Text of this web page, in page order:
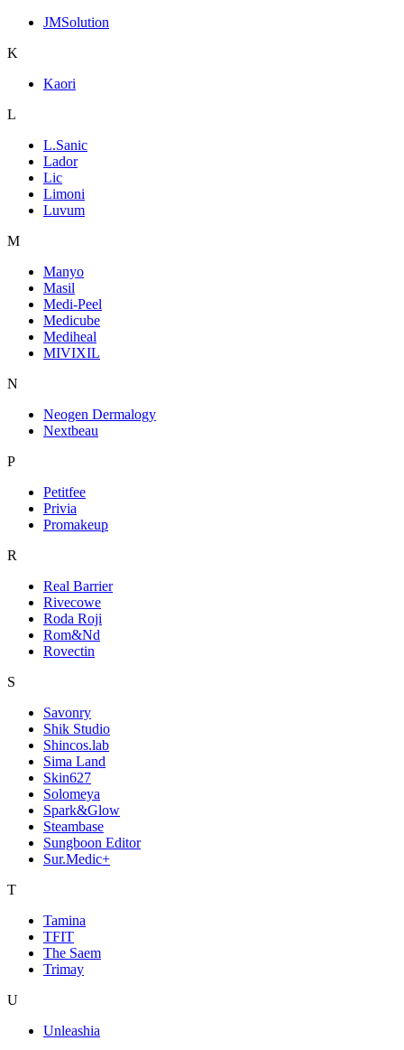
JMSolution
K
Kaori
L
L.Sanic
Lador
Lic
Limoni
Luvum
M
Manyo
Masil
Medi-Peel
Medicube
Mediheal
MIVIXIL
N
Neogen Dermalogy
Nextbeau
P
Petitfee
Privia
Promakeup
R
Real Barrier
Rivecowe
Roda Roji
Rom&Nd
Rovectin
S
Savonry
Shik Studio
Shincos.lab
Sima Land
Skin627
Solomeya
Spark&Glow
Steambase
Sungboon Editor
Sur.Medic+
T
Tamina
TFIT
The Saem
Trimay
U
Unleashia